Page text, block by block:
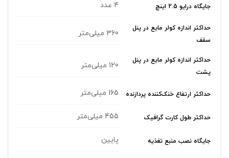
جایگاه درایو 2.5 اینچ 4 عدد
حداکثر اندازه کولر‌ مایع در پنل
سقف
360 میلی‌متر
حداکثر اندازه کولر‌ مایع در پنل
پشت
120 میلی‌متر
حداکثر ارتفاع خنک‌کننده پردازنده 165 میلی‌متر
حداکثر طول کارت گرافیک 455 میلی‌متر
جایگاه نصب منبع تغذیه پایین